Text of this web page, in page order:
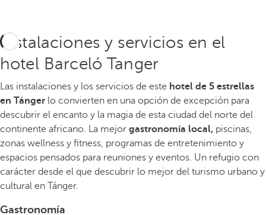
Instalaciones y servicios en el
hotel Barceló Tanger
Las instalaciones y los servicios de este hotel de 5 estrellas
en Tánger lo convierten en una opción de excepción para
descubrir el encanto y la magia de esta ciudad del norte del
continente africano. La mejor gastronomía local, piscinas,
zonas wellness y fitness, programas de entretenimiento y
espacios pensados para reuniones y eventos. Un refugio con
carácter desde el que descubrir lo mejor del turismo urbano y
cultural en Tánger.
Gastronomía